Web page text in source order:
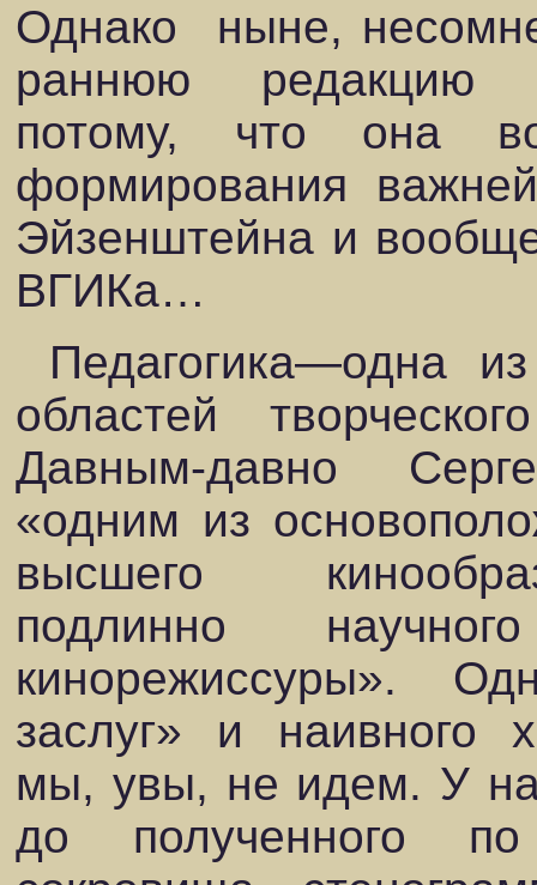
Однако
ныне,
раннюю
редакцию
потому, что она
формирования
Эйзенштейна и
ВГИКа…
Педагогика—одна
областей
Давным-давно
«одним из
высшего
подлинно
кинорежиссуры».
заслуг» и наивного
мы, увы, не идем. У
до полученного по